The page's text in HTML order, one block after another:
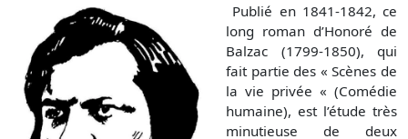
Publié en 1841-1842, ce
long roman d’Honoré de
Balzac (1799-1850), qui
fait partie des « Scènes de
la vie privée « (Comédie
humaine), est l’étude très
minutieuse de deux